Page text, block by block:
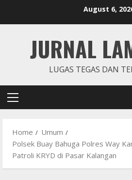
August 6,
JURNAL
LUGAS TEGAS DAN
Primary
Home
Umum
Polsek Buay Bahuga Polres Way
Patroli KRYD di Pasar Kalangan